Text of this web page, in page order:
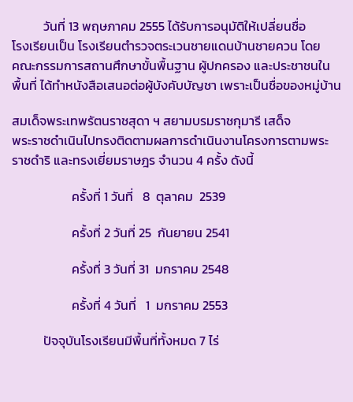
วันที่ 13 พฤษภาคม 2555 ได้รับการอนุมัติให้เปลี่ยนชื่อ
โรงเรียนเป็น โรงเรียนตำรวจตระเวนชายแดนบ้านชายควน โดย
คณะกรรมการสถานศึกษาขั้นพื้นฐาน ผู้ปกครอง และประชาชนใน
พื้นที่ ได้ทำหนังสือเสนอต่อผู้บังคับบัญชา เพราะเป็นชื่อของหมู่บ้าน
สมเด็จพระเทพรัตนราชสุดา ฯ สยามบรมราชกุมารี เสด็จ
พระราชดำเนินไปทรงติดตามผลการดำเนินงานโครงการตามพระ
ราชดำริ และทรงเยี่ยมราษฎร จำนวน 4 ครั้ง ดังนี้
ครั้งที่ 1 วันที่ 8 ตุลาคม 2539
ครั้งที่ 2 วันที่ 25 กันยายน 2541
ครั้งที่ 3 วันที่ 31 มกราคม 2548
ครั้งที่ 4 วันที่ 1 มกราคม 2553
ปัจจุบันโรงเรียนมีพื้นที่ทั้งหมด 7 ไร่